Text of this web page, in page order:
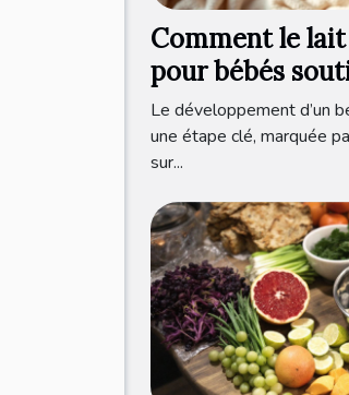
Comment le
pour bébés
développement
?
Le développement d’un
une étape clé, marquée
sur...